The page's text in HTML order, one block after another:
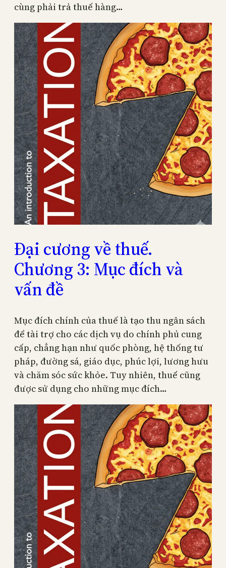
cùng phải trả thuế hàng…
Đại cương về thuế.
Chương 3: Mục đích và
vấn đề
Mục đích chính của thuế là tạo thu ngân sách
để tài trợ cho các dịch vụ do chính phủ cung
cấp, chẳng hạn như quốc phòng, hệ thống tư
pháp, đường sá, giáo dục, phúc lợi, lương hưu
và chăm sóc sức khỏe. Tuy nhiên, thuế cũng
được sử dụng cho những mục đích…